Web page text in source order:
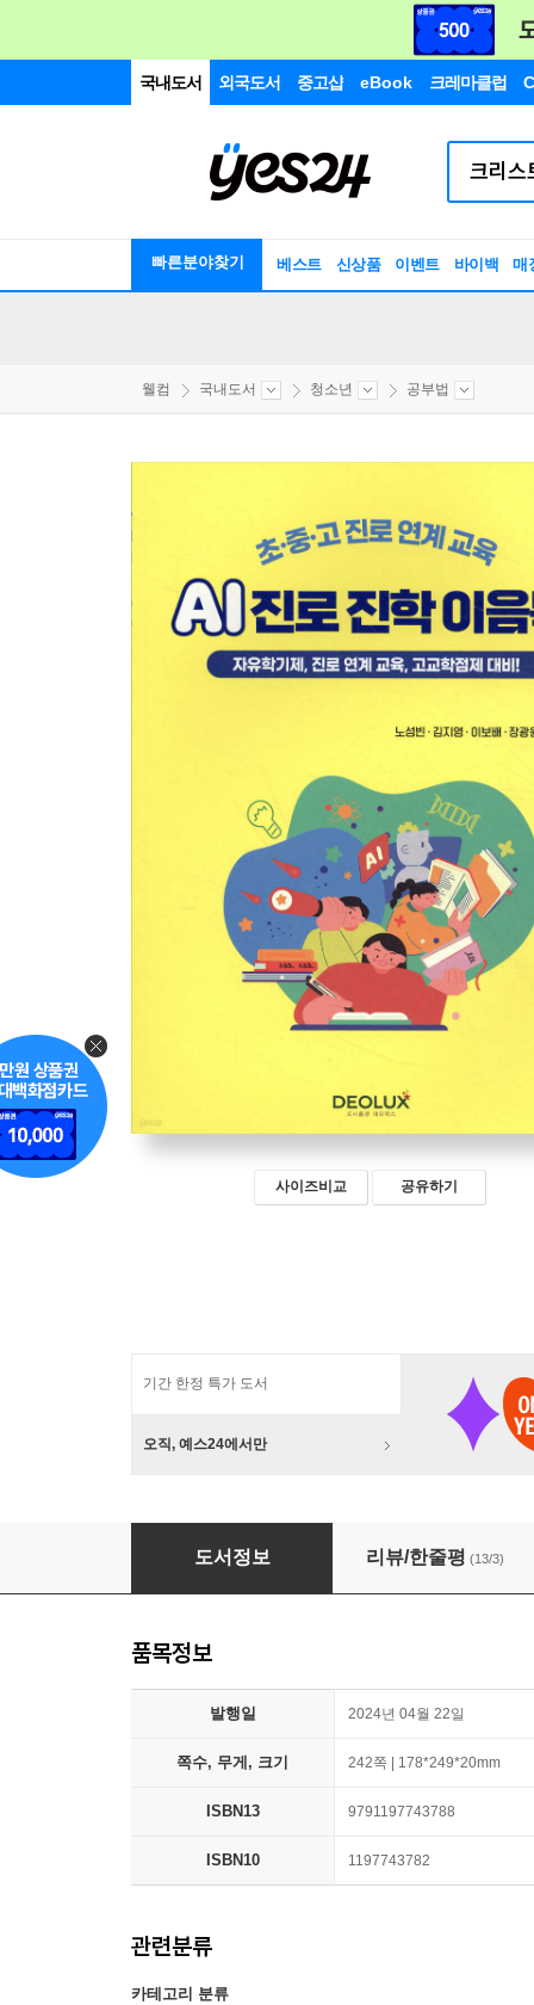
국내도서 외국도서 중고샵 eBook 크레마클럽
빠른분야찾기 베스트 신상품 이벤트 바이백 매
웰컴 국내도서 청소년 공부법
사이즈비교 공유하기
기간 한정 특가 도서
오직, 예스24에서만
AI 진로 진학 이음북
도서정보 리뷰/한줄평 (13/3)
품목정보
발행일 2024년 04월 22일
쪽수, 무게, 크기 242쪽 | 178*249*20mm
ISBN13 9791197743788
ISBN10 1197743782
관련분류
카테고리 분류